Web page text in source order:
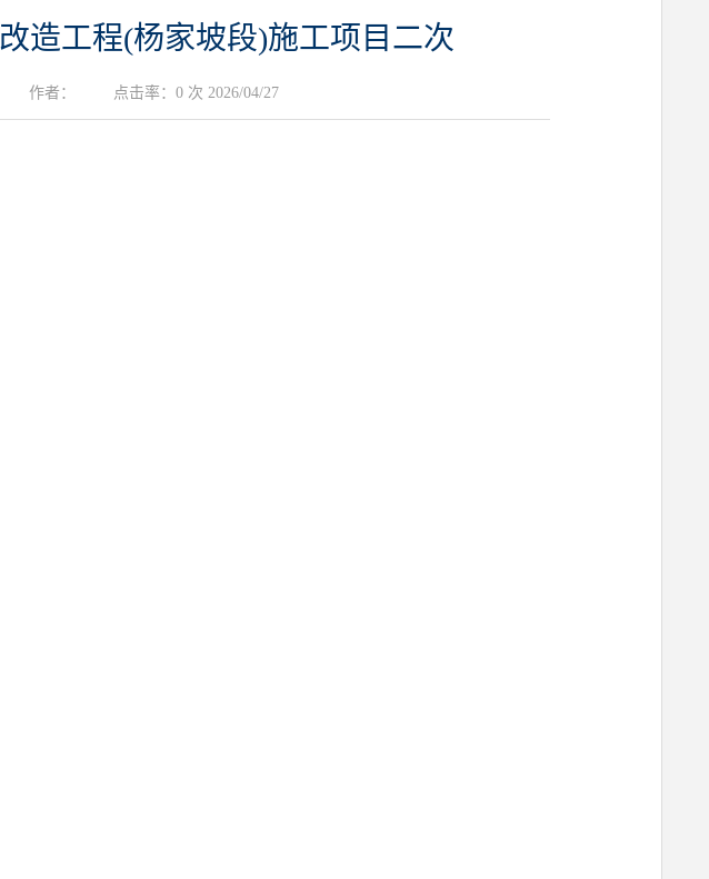
造工程(杨家坡段)施工项目二次
作者： 点击率：0 次 2026/04/27